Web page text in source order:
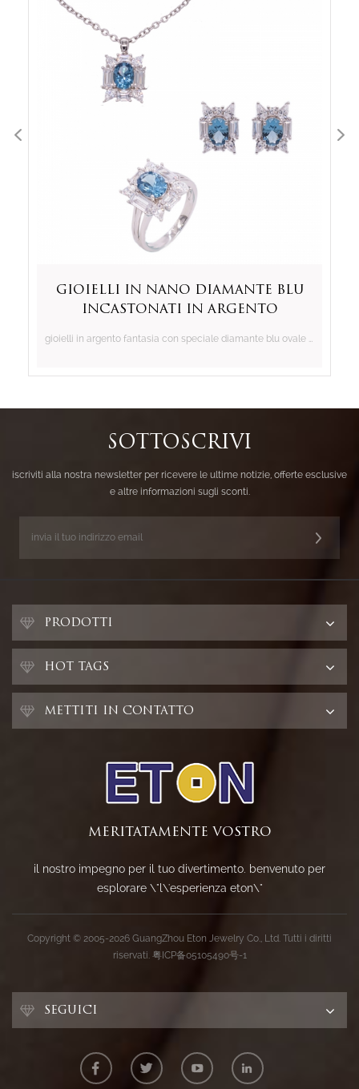
gioielli in nano diamante blu
incastonati in argento
SOTTOSCRIVI
iscriviti alla nostra newsletter per ricevere le ultime notizie, offerte esclusive
e altre informazioni sugli sconti.
PRODOTTI
HOT TAGS
METTITI IN CONTATTO
MERITATAMENTE VOSTRO
il nostro impegno per il tuo divertimento. benvenuto per
esplorare \"l\'esperienza eton\"
Copyright © 2005-2026 GuangZhou Eton Jewelry Co., Ltd. Tutti i diritti
riservati. 粤ICP备05105490号-1
SEGUICI